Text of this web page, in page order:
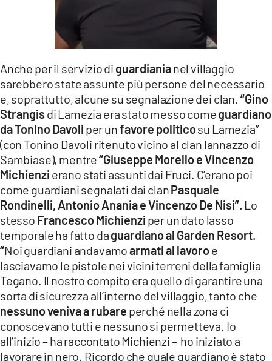
Anche per il servizio di guardianianel villaggio
sarebbero state assunte più persone del necessario
e, soprattutto, alcune su segnalazione dei clan. “Gino
Strangis di Lamezia era stato messo comeguardiano
da Tonino Davoli per unfavore politicosu Lamezia”
(con Tonino Davoli ritenuto vicino al clan Iannazzo di
Sambiase), mentre“Giuseppe Morello e Vincenzo
Michienzi erano stati assunti dai Fruci. C’erano poi
come guardiani segnalati dai clanPasquale
Rondinelli, Antonio Anania e Vincenzo De Nisi”. Lo
stesso Francesco Michienzi per un dato lasso
temporale ha fatto daguardiano al Garden Resort.
“Noi guardiani andavamoarmati al lavoroe
lasciavamo le pistole nei vicini terreni della famiglia
Tegano. Il nostro compito era quello di garantire una
sorta di sicurezza all’interno del villaggio, tanto che
nessuno veniva a rubare perché nella zona ci
conoscevano tutti e nessuno si permetteva. Io
all’inizio – ha raccontato Michienzi – ho iniziato a
lavorare in nero. Ricordo che quale guardiano è stato